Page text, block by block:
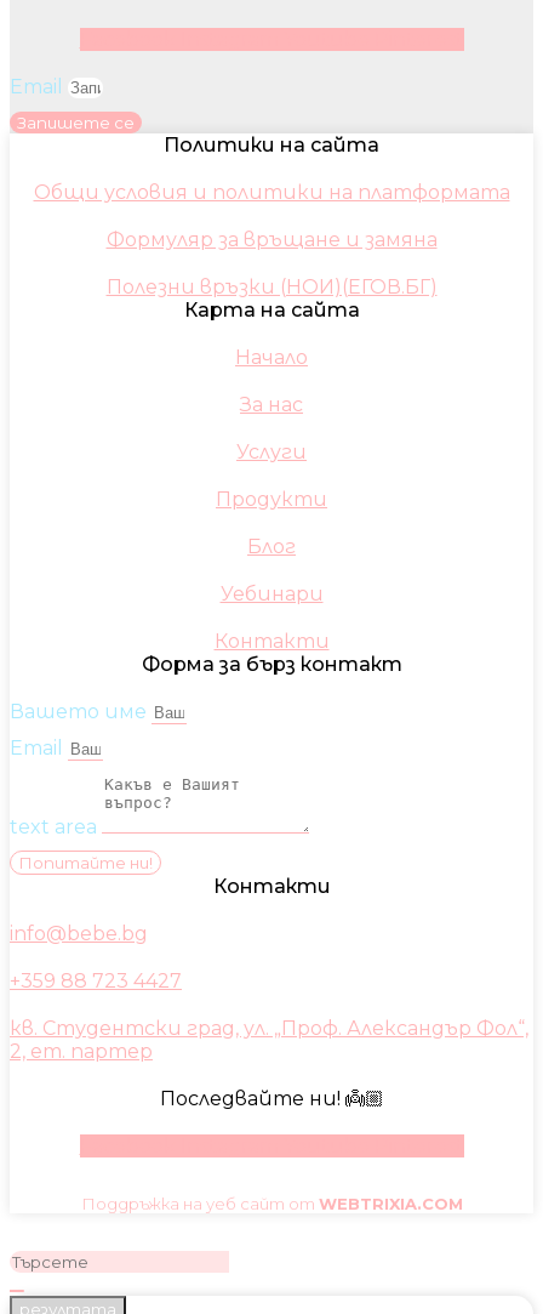
Email
Запишете се
Политики на сайта
Общи условия и политики на платформата
Формуляр за връщане и замяна
Полезни връзки (НОИ)(ЕГОВ.БГ)
Карта на сайта
Начало
За нас
Услуги
Продукти
Блог
Уебинари
Контакти
Форма за бърз контакт
Вашето име
Email
text area
Попитайте ни!
Контакти
info@bebe.bg
+359 88 723 4427
кв. Студентски град, ул. „Проф. Александър Фол“,
2, ет. партер
Последвайте ни! 👼🏼
Поддръжка на уеб сайт от WEBTRIXIA.COM
резултата